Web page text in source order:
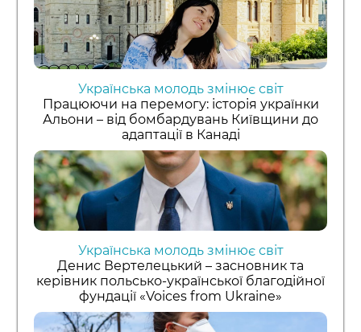
Українська молодь змінює світ
Працюючи на перемогу: історія українки
Альони – від бомбардувань Київщини до
адаптації в Канаді
Українська молодь змінює світ
Денис Вертелецький – засновник та
керівник польсько-української благодійної
фундації «Voices from Ukraine»